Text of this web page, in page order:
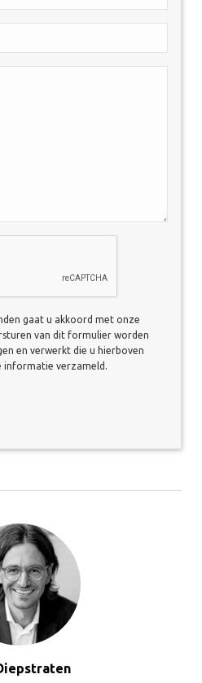
gaat u akkoord met onze
van dit formulier worden
en verwerkt die u hierboven
informatie verzameld.